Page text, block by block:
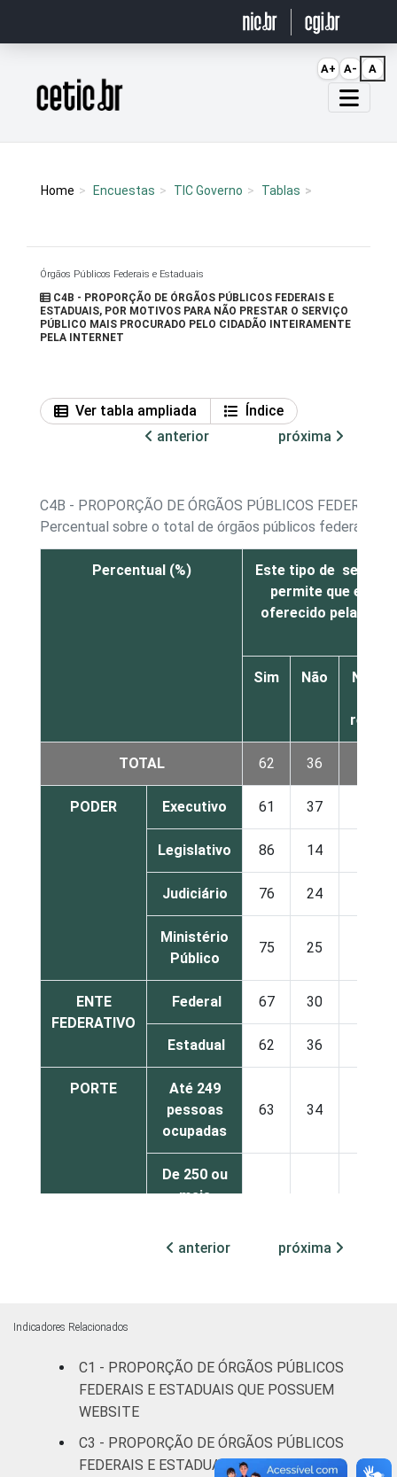
Página inicial
Home Encuestas TIC Governo Tablas
Órgãos Públicos Federais e Estaduais
C4B - PROPORÇÃO DE ÓRGÃOS PÚBLICOS FEDERAIS E
ESTADUAIS, POR MOTIVOS PARA NÃO PRESTAR O SERVIÇO
PÚBLICO MAIS PROCURADO PELO CIDADÃO INTEIRAMENTE
PELA INTERNET
Ver tabla ampliada
Índice
anterior
próxima
C4B - PROPORÇÃO DE ÓRGÃOS PÚBLICOS
Percentual sobre o total de órgãos públicos federais e
Percentual (%)
Este tipo de serviço
permite que ele
oferecido pela
Sim Não
Não
TOTAL 62 36
PODER Executivo 61 37
Legislativo 86 14
Judiciário 76 24
Ministério
Público
75 25
ENTE
FEDERATIVO
Federal 67 30
Estadual 62 36
PORTE
Até 249
pessoas
ocupadas
63 34
De 250 ou
mais
ocupadas
prestam o serviço público mais procurado
múltiplas e estimuladas. Dados coletados
entre julho e outubro de 2015.
anterior próxima
Indicadores Relacionados
C1 - PROPORÇÃO DE ÓRGÃOS PÚBLICOS
FEDERAIS E ESTADUAIS QUE POSSUEM
WEBSITE
C3 - PROPORÇÃO DE ÓRGÃOS PÚBLICOS
FEDERAIS E ESTADUAIS, POR TIPO DE
A+ A- A